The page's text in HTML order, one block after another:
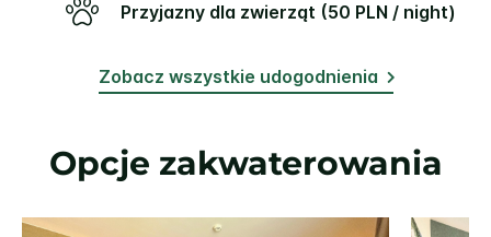
Przyjazny dla zwierząt (50 PLN / night)
Zobacz wszystkie udogodnienia
Opcje zakwaterowania